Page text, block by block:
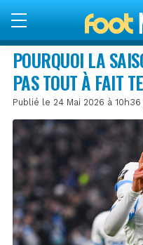
POURQUOI LA
PAS TOUT À FAIT
Publié le 24 Mai 2026 à